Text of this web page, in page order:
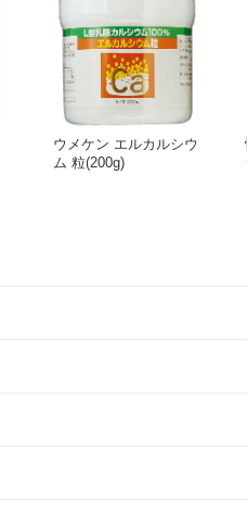
ウメケン エルカルシウ
ム 粒(200g)